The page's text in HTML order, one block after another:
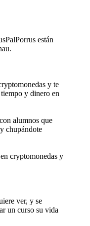
están
y te
y dinero en
alumnos que
chupándote
cryptomonedas y
ver, y se
un curso su vida